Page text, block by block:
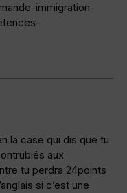
immigration-
la case qui dis que tu
aux
tu perdra 24points
si c’est une